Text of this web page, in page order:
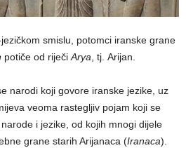
smislu, potomci iranske grane
potiče od riječi Arya , tj. Arijan.
narodi koji govore iranske jezike, uz
veoma rastegljiv pojam koji se
i jezike, od kojih mnogi dijele
grane starih Arijanaca (Iranaca).